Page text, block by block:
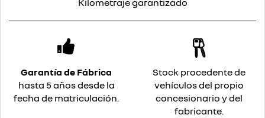
Kilometraje garantizado
Garantía de Fábrica
hasta 5 años desde la
fecha de matriculación.
Stock procedente de
vehículos del propio
concesionario y del
fabricante.